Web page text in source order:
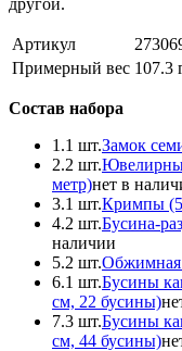
Артикул
Примерный вес 107.3
Состав набора
1.1 шт.Замок
2.2 шт.
метр)нет в
3.1 шт.Кримпы
4.2 шт.Бусина-
наличии
5.2 шт.Обжимная
6.1 шт.Бусины
см, 22 бусины)
7.3 шт.Бусины
см, 44 бусины)